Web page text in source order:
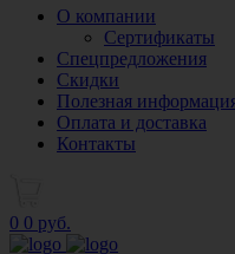
О компании
Сертификаты
Спецпредложения
Скидки
Полезная
Оплата и доставка
Контакты
0 0 руб.